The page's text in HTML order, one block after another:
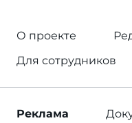
О проекте
Для сотрудников
Реклама